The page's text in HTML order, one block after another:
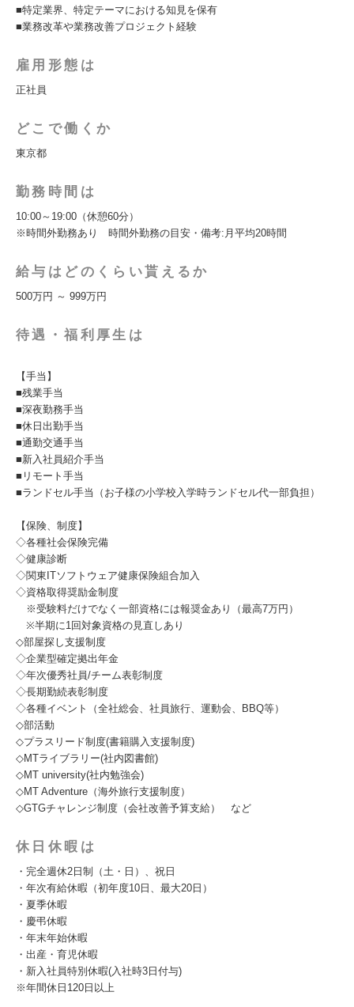
■特定業界、特定テーマにおける知見を保有
■業務改革や業務改善プロジェクト経験
雇用形態は
正社員
どこで働くか
東京都
勤務時間は
10:00～19:00（休憩60分）
※時間外勤務あり 時間外勤務の目安・備考:月平均20時間
給与はどのくらい貰えるか
500万円 ～ 999万円
待遇・福利厚生は
【手当】
■残業手当
■深夜勤務手当
■休日出勤手当
■通勤交通手当
■新入社員紹介手当
■リモート手当
■ランドセル手当（お子様の小学校入学時ランドセル代一部負担）
【保険、制度】
◇各種社会保険完備
◇健康診断
◇関東ITソフトウェア健康保険組合加入
◇資格取得奨励金制度
※受験料だけでなく一部資格には報奨金あり（最高7万円）
※半期に1回対象資格の見直しあり
◇部屋探し支援制度
◇企業型確定拠出年金
◇年次優秀社員/チーム表彰制度
◇長期勤続表彰制度
◇各種イベント（全社総会、社員旅行、運動会、BBQ等）
◇部活動
◇プラスリード制度(書籍購入支援制度)
◇MTライブラリー(社内図書館)
◇MT university(社内勉強会)
◇MT Adventure（海外旅行支援制度）
◇GTGチャレンジ制度（会社改善予算支給） など
休日休暇は
・完全週休2日制（土・日）、祝日
・年次有給休暇（初年度10日、最大20日）
・夏季休暇
・慶弔休暇
・年末年始休暇
・出産・育児休暇
・新入社員特別休暇(入社時3日付与)
※年間休日120日以上